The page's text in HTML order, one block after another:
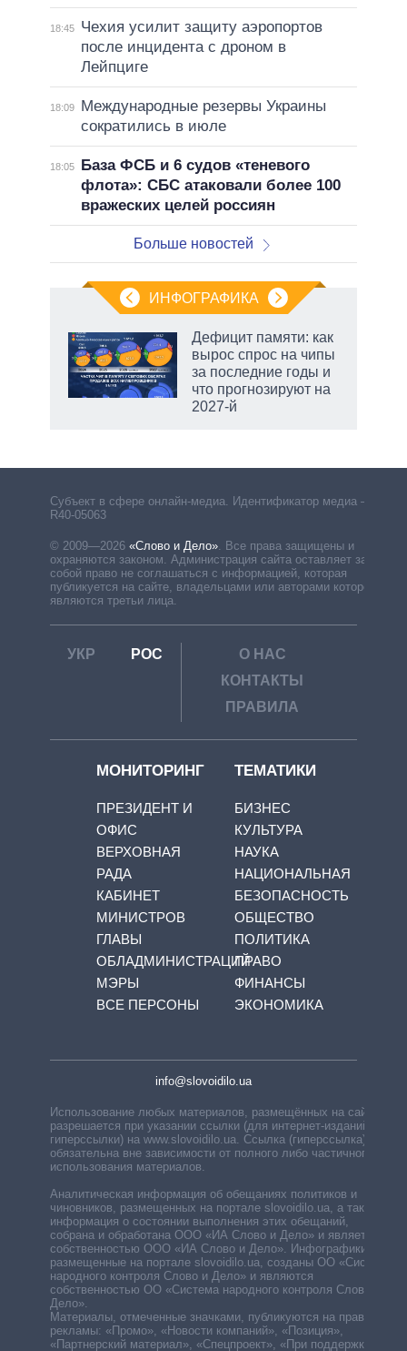
18:45
Чехия усилит защиту аэропортов
после инцидента с дроном в
Лейпциге
18:09
Международные резервы Украины
сократились в июле
18:05
База ФСБ и 6 судов «теневого
флота»: СБС атаковали более 100
вражеских целей россиян
Больше новостей
ИНФОГРАФИКА
Дефицит памяти: как
вырос спрос на чипы
за последние годы и
что прогнозируют на
2027-й
Субъект в сфере онлайн-медиа. Идентификатор медиа –
R40-05063
© 2009—2026 «Слово и Дело»
Все права защищены и
охраняются законом. Администрация сайта оставляет за
собой право не соглашаться с информацией, которая
публикуется на сайте, владельцами или авторами которой
являются третьи лица.
УКР РОС
О НАС
КОНТАКТЫ
ПРАВИЛА
МОНИТОРИНГ
ПРЕЗИДЕНТ И
ОФИС
ВЕРХОВНАЯ
РАДА
КАБИНЕТ
МИНИСТРОВ
ГЛАВЫ
ОБЛАДМИНИСТРАЦИЙ
МЭРЫ
ВСЕ ПЕРСОНЫ
ТЕМАТИКИ
БИЗНЕС
КУЛЬТУРА
НАУКА
НАЦИОНАЛЬНАЯ
БЕЗОПАСНОСТЬ
ОБЩЕСТВО
ПОЛИТИКА
ПРАВО
ФИНАНСЫ
ЭКОНОМИКА
info@slovoidilo.ua
Использование любых материалов, размещённых на сайте,
разрешается при указании ссылки (для интернет-изданий —
гиперссылки) на www.slovoidilo.ua. Ссылка (гиперссылка)
обязательна вне зависимости от полного либо частичного
использования материалов.
Аналитическая информация об обещаниях политиков и
чиновников, размещенных на портале slovoidilo.ua, а также
информация о состоянии выполнения этих обещаний,
собрана и обработана ООО «ИА Слово и Дело» и является
собственностью ООО «ИА Слово и Дело». Инфографики,
размещенные на портале slovoidilo.ua, созданы ОО «Система
народного контроля Слово и Дело» и являются
собственностью ОО «Система народного контроля Слово и
Дело».
Материалы, отмеченные значками, публикуются на правах
рекламы: «Промо», «Новости компаний», «Позиция»,
«Партнерский материал», «Спецпроект», «При поддержке».